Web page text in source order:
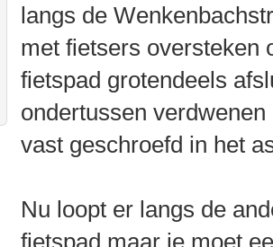
langs de
met fietsers oversteken
fietspad grotendeels
ondertussen
vast geschroefd in het
Nu loopt er langs de
fietspad maar je moet